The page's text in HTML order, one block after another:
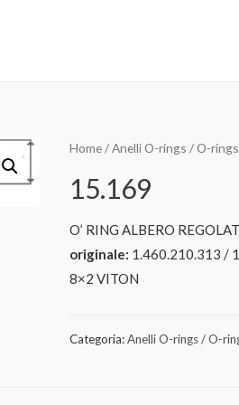
Home/Anelli O-rings / O-
15.169
O’ RING ALBERO
originale: 1.460.210.313 /
8×2 VITON
Categoria:Anelli O-rings / O-